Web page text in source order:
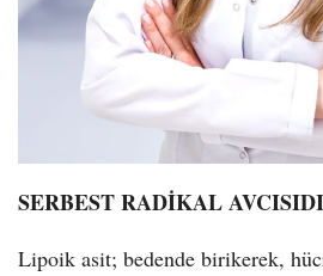
SERBEST RADİKAL
Lipoik asit; bedende birikerek,